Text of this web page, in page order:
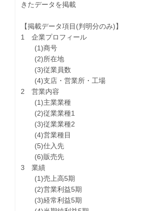
きたデータを掲載
【掲載データ項目(判明分のみ)】
1 企業プロフィール
(1)商号
(2)所在地
(3)従業員数
(4)支店・営業所・工場
2 営業内容
(1)主業業種
(2)従業業種1
(3)従業業種2
(4)営業種目
(5)仕入先
(6)販売先
3 業績
(1)売上高5期
(2)営業利益5期
(3)経常利益5期